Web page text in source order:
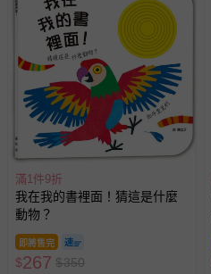
滿1件9折
我在我的書裡面！猜這是什麼
動物？
即將售完
$267 $350